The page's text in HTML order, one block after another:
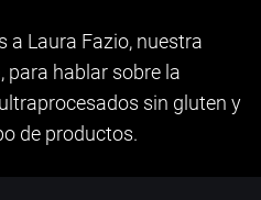
a Laura Fazio, nuestra
para hablar sobre la
sin gluten y
de productos.